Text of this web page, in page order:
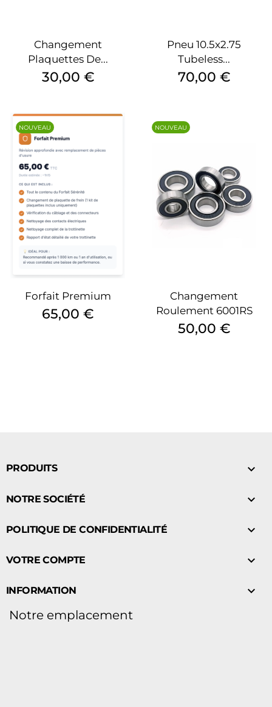
Changement
Plaquettes De...
Prix
30,00 €
Pneu 10.5x2.75
Tubeless...
Prix
70,00 €
Forfait Premium
Prix
65,00 €
NOUVEAU
Changement
Roulement 6001RS
Prix
50,00 €
NOUVEAU
PRODUITS 
NOTRE SOCIÉTÉ 
POLITIQUE DE CONFIDENTIALITÉ 
VOTRE COMPTE 
INFORMATION

Notre emplacement